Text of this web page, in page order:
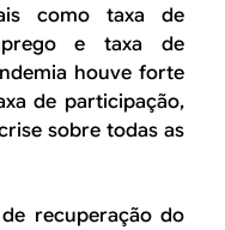
como taxa de
e taxa de
houve forte
de participação,
sobre todas as
recuperação do